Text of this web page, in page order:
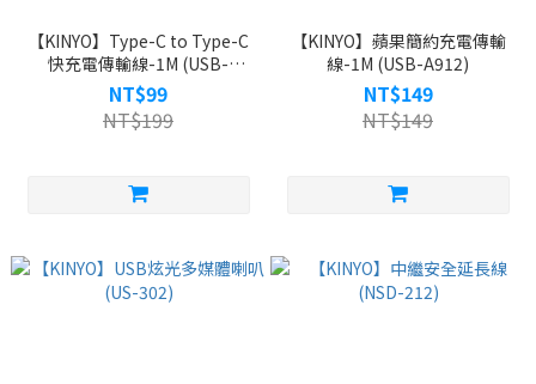
【KINYO】Type-C to Type-C
快充電傳輸線-1M (USB-
TYC05)
NT$99
NT$199
【KINYO】蘋果簡約充電傳輸
線-1M (USB-A912)
NT$149
NT$149